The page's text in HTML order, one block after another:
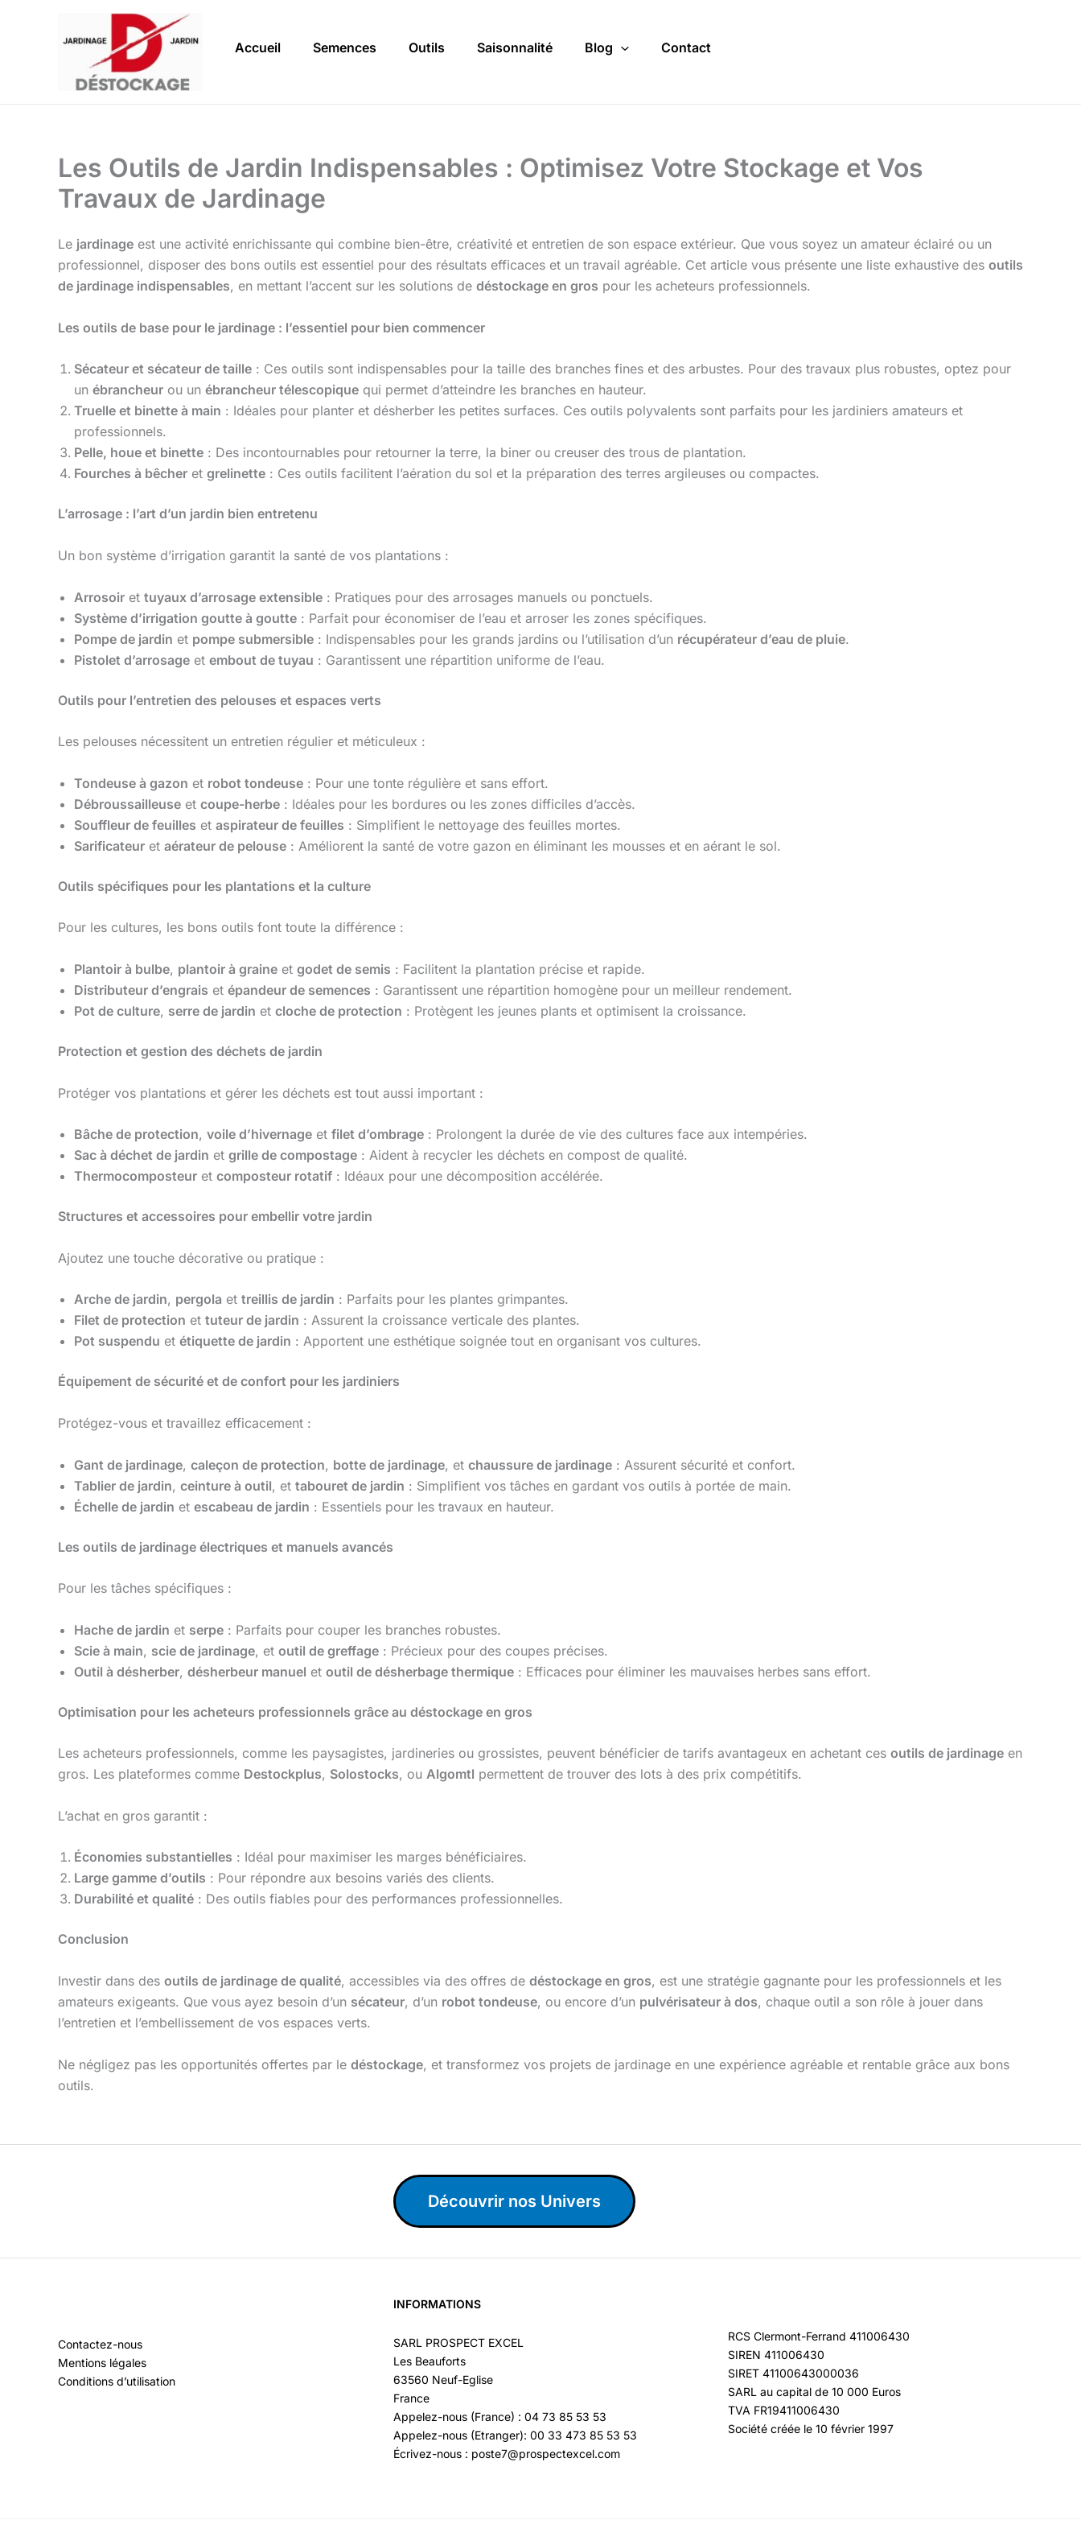
Accueil Semences Outils Saisonnalité Blog Contact
Les Outils de Jardin Indispensables : Optimisez Votre Stockage et Vos
Travaux de Jardinage
Le jardinage est une activité enrichissante qui combine bien-être, créativité et entretien de son espace extérieur. Que vous soyez un amateur éclairé ou un
professionnel, disposer des bons outils est essentiel pour des résultats efficaces et un travail agréable. Cet article vous présente une liste exhaustive des outils
de jardinage indispensables, en mettant l’accent sur les solutions de déstockage en gros pour les acheteurs professionnels.
Les outils de base pour le jardinage : l’essentiel pour bien commencer
Sécateur et sécateur de taille : Ces outils sont indispensables pour la taille des branches fines et des arbustes. Pour des travaux plus robustes, optez pour
un ébrancheur ou un ébrancheur télescopique qui permet d’atteindre les branches en hauteur.
Truelle et binette à main : Idéales pour planter et désherber les petites surfaces. Ces outils polyvalents sont parfaits pour les jardiniers amateurs et
professionnels.
Pelle, houe et binette : Des incontournables pour retourner la terre, la biner ou creuser des trous de plantation.
Fourches à bêcher et grelinette : Ces outils facilitent l’aération du sol et la préparation des terres argileuses ou compactes.
L’arrosage : l’art d’un jardin bien entretenu
Un bon système d’irrigation garantit la santé de vos plantations :
Arrosoir et tuyaux d’arrosage extensible : Pratiques pour des arrosages manuels ou ponctuels.
Système d’irrigation goutte à goutte : Parfait pour économiser de l’eau et arroser les zones spécifiques.
Pompe de jardin et pompe submersible : Indispensables pour les grands jardins ou l’utilisation d’un récupérateur d’eau de pluie.
Pistolet d’arrosage et embout de tuyau : Garantissent une répartition uniforme de l’eau.
Outils pour l’entretien des pelouses et espaces verts
Les pelouses nécessitent un entretien régulier et méticuleux :
Tondeuse à gazon et robot tondeuse : Pour une tonte régulière et sans effort.
Débroussailleuse et coupe-herbe : Idéales pour les bordures ou les zones difficiles d’accès.
Souffleur de feuilles et aspirateur de feuilles : Simplifient le nettoyage des feuilles mortes.
Sarificateur et aérateur de pelouse : Améliorent la santé de votre gazon en éliminant les mousses et en aérant le sol.
Outils spécifiques pour les plantations et la culture
Pour les cultures, les bons outils font toute la différence :
Plantoir à bulbe, plantoir à graine et godet de semis : Facilitent la plantation précise et rapide.
Distributeur d’engrais et épandeur de semences : Garantissent une répartition homogène pour un meilleur rendement.
Pot de culture, serre de jardin et cloche de protection : Protègent les jeunes plants et optimisent la croissance.
Protection et gestion des déchets de jardin
Protéger vos plantations et gérer les déchets est tout aussi important :
Bâche de protection, voile d’hivernage et filet d’ombrage : Prolongent la durée de vie des cultures face aux intempéries.
Sac à déchet de jardin et grille de compostage : Aident à recycler les déchets en compost de qualité.
Thermocomposteur et composteur rotatif : Idéaux pour une décomposition accélérée.
Structures et accessoires pour embellir votre jardin
Ajoutez une touche décorative ou pratique :
Arche de jardin, pergola et treillis de jardin : Parfaits pour les plantes grimpantes.
Filet de protection et tuteur de jardin : Assurent la croissance verticale des plantes.
Pot suspendu et étiquette de jardin : Apportent une esthétique soignée tout en organisant vos cultures.
Équipement de sécurité et de confort pour les jardiniers
Protégez-vous et travaillez efficacement :
Gant de jardinage, caleçon de protection, botte de jardinage, et chaussure de jardinage : Assurent sécurité et confort.
Tablier de jardin, ceinture à outil, et tabouret de jardin : Simplifient vos tâches en gardant vos outils à portée de main.
Échelle de jardin et escabeau de jardin : Essentiels pour les travaux en hauteur.
Les outils de jardinage électriques et manuels avancés
Pour les tâches spécifiques :
Hache de jardin et serpe : Parfaits pour couper les branches robustes.
Scie à main, scie de jardinage, et outil de greffage : Précieux pour des coupes précises.
Outil à désherber, désherbeur manuel et outil de désherbage thermique : Efficaces pour éliminer les mauvaises herbes sans effort.
Optimisation pour les acheteurs professionnels grâce au déstockage en gros
Les acheteurs professionnels, comme les paysagistes, jardineries ou grossistes, peuvent bénéficier de tarifs avantageux en achetant ces outils de jardinage en
gros. Les plateformes comme Destockplus, Solostocks, ou Algomtl permettent de trouver des lots à des prix compétitifs.
L’achat en gros garantit :
Économies substantielles : Idéal pour maximiser les marges bénéficiaires.
Large gamme d’outils : Pour répondre aux besoins variés des clients.
Durabilité et qualité : Des outils fiables pour des performances professionnelles.
Conclusion
Investir dans des outils de jardinage de qualité, accessibles via des offres de déstockage en gros, est une stratégie gagnante pour les professionnels et les
amateurs exigeants. Que vous ayez besoin d’un sécateur, d’un robot tondeuse, ou encore d’un pulvérisateur à dos, chaque outil a son rôle à jouer dans
l’entretien et l’embellissement de vos espaces verts.
Ne négligez pas les opportunités offertes par le déstockage, et transformez vos projets de jardinage en une expérience agréable et rentable grâce aux bons
outils.
Découvrir nos Univers
Contactez-nous
Mentions légales
Conditions d’utilisation
INFORMATIONS
SARL PROSPECT EXCEL
Les Beauforts
63560 Neuf-Eglise
France
Appelez-nous (France) : 04 73 85 53 53
Appelez-nous (Etranger): 00 33 473 85 53 53
Écrivez-nous : poste7@prospectexcel.com
RCS Clermont-Ferrand 411006430
SIREN 411006430
SIRET 41100643000036
SARL au capital de 10 000 Euros
TVA FR19411006430
Société créée le 10 février 1997